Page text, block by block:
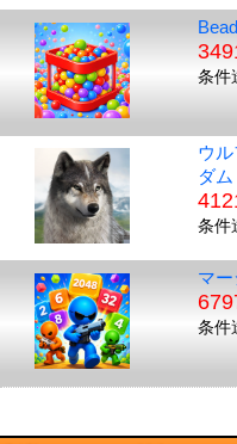
条件
ウ
ダム
条件
マ
条件